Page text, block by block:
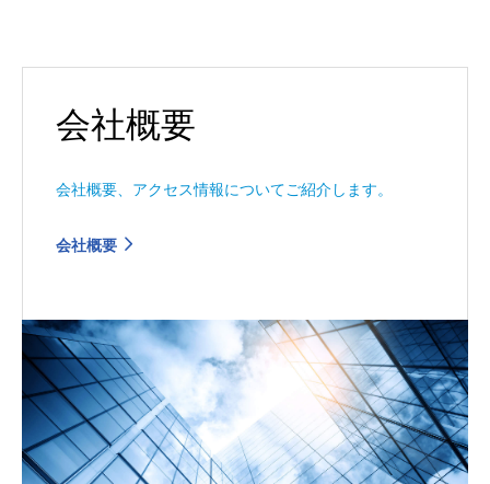
会社概要
会社概要、アクセス情報についてご紹介します。
会社概要